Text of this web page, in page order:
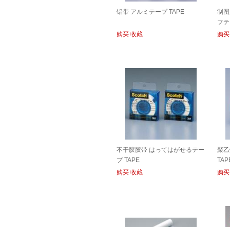
铝带 アルミテープ TAPE
购买 收藏
制
フ
购买
不干胶胶带 はってはがせるテー
プ TAPE
购买 收藏
聚
购买